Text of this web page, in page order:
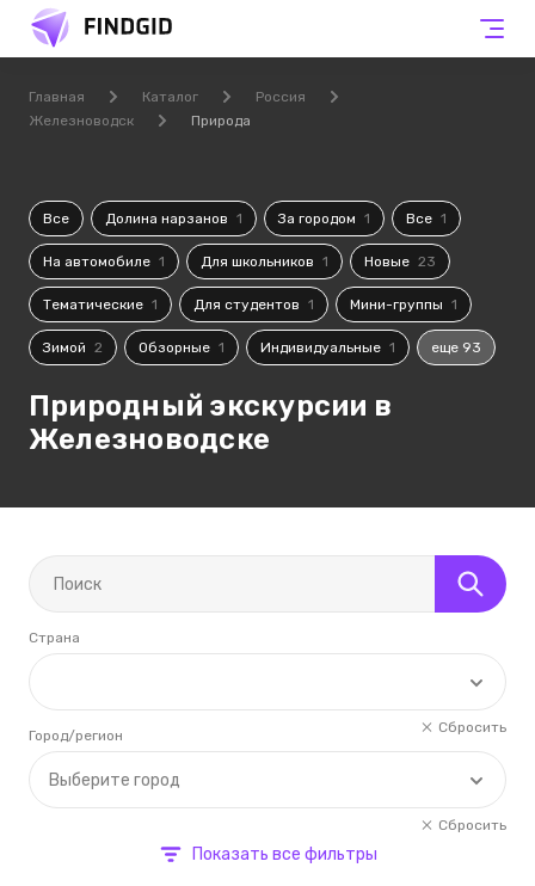
Главная Каталог
Россия
Железноводск
Природа
Все Долина нарзанов 1 За городом 1 Все 1
На автомобиле 1 Для школьников 1 Новые 23
Тематические 1 Для студентов 1 Мини-группы 1
Зимой 2 Обзорные 1 Индивидуальные 1 еще 93
Природный экскурсии в
Железноводске
Страна
Сбросить
Выберите город
Город/регион
Сбросить
Показать все фильтры